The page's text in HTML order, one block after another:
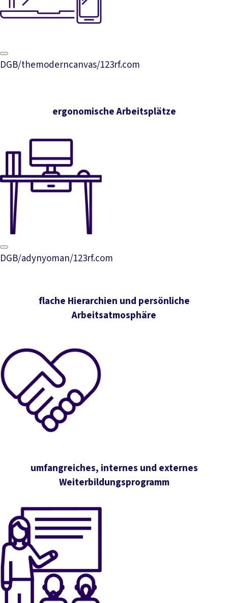
DGB/themoderncanvas/123rf.com
ergonomische Arbeitsplätze
DGB/adynyoman/123rf.com
flache Hierarchien und persönliche
Arbeitsatmosphäre
umfangreiches, internes und externes
Weiterbildungsprogramm